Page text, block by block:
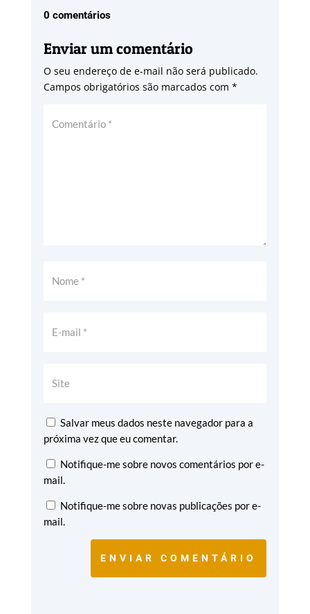
0 comentários
Enviar um comentário
O seu endereço de e-mail não será publicado.
Campos obrigatórios são marcados com *
Salvar meus dados neste navegador para a
próxima vez que eu comentar.
Notifique-me sobre novos comentários por e-
mail.
Notifique-me sobre novas publicações por e-
mail.
ENVIAR COMENTÁRIO